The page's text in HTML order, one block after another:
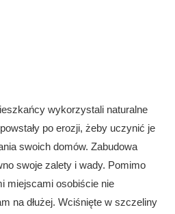
wykorzystali naturalne
po erozji, żeby uczynić je
swoich domów. Zabudowa
swoje zalety i wady. Pomimo
miejscami osobiście nie
na dłużej. Wciśnięte w szczeliny